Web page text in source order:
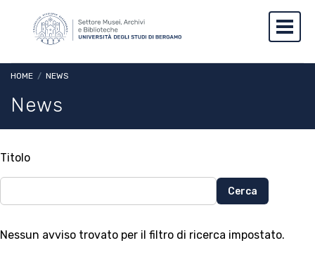
Briciole di pane
HOME / NEWS
News
Titolo
Nessun avviso trovato per il filtro di ricerca impostato.